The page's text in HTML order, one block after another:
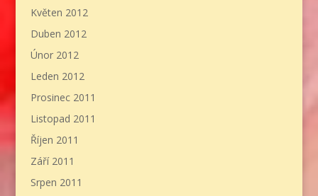
Květen 2012
Duben 2012
Únor 2012
Leden 2012
Prosinec 2011
Listopad 2011
Říjen 2011
Září 2011
Srpen 2011